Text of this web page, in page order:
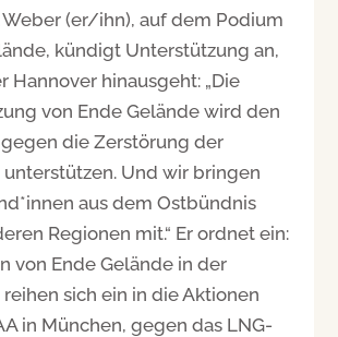
Weber (er/ihn), auf dem Podium
kündigt Unterstützung an,
Hannover hinausgeht: „Die
von Ende Gelände wird den
die Zerstörung der
unterstützen. Und wir bringen
aus dem Ostbündnis
Regionen mit.“ Er ordnet ein:
von Ende Gelände in der
sich ein in die Aktionen
in München, gegen das LNG-